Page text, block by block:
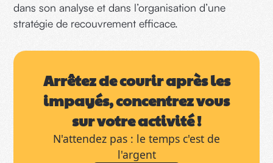
dans son analyse et dans l’organisation d’une
stratégie de recouvrement efficace.
Arrêtez de courir après les
impayés, concentrez vous
sur votre activité !
N'attendez pas : le temps c'est de
l'argent